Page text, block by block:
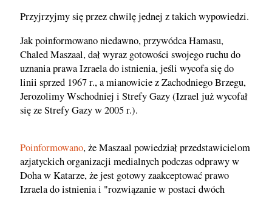
Przyjrzyjmy się przez chwilę jednej z takich wypowiedzi.
Jak poinformowano niedawno, przywódca Hamasu,
Chaled Maszaal, dał wyraz gotowości swojego ruchu do
uznania prawa Izraela do istnienia, jeśli wycofa się do
linii sprzed 1967 r., a mianowicie z Zachodniego Brzegu,
Jerozolimy Wschodniej i Strefy Gazy (Izrael już wycofał
się ze Strefy Gazy w 2005 r.).
Poinformowano, że Maszaal powiedział przedstawicielom
azjatyckich organizacji medialnych podczas odprawy w
Doha w Katarze, że jest gotowy zaakceptować prawo
Izraela do istnienia i "rozwiązanie w postaci dwóch